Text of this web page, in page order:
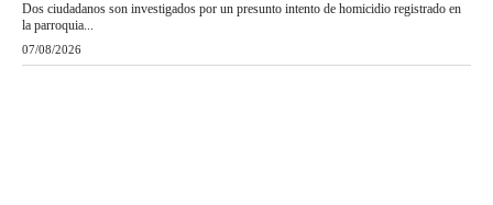
Dos ciudadanos son investigados por un presunto intento de homicidio registrado en
la parroquia...
07/08/2026